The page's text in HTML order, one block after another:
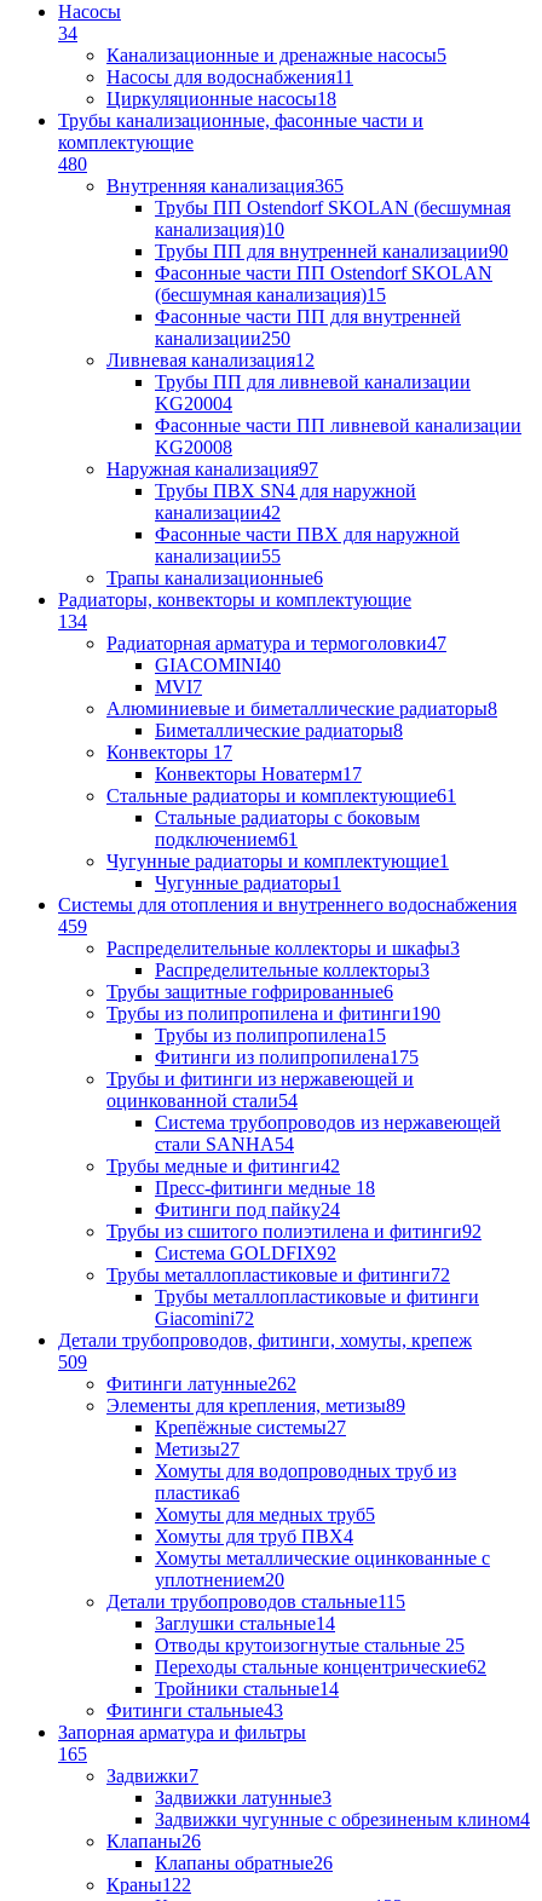
Насосы
34
Канализационные и дренажные насосы5
Насосы для водоснабжения11
Циркуляционные насосы18
Трубы канализационные, фасонные части и
комплектующие
480
Внутренняя канализация365
Трубы ПП Ostendorf SKOLAN (бесшумная
канализация)10
Трубы ПП для внутренней канализации90
Фасонные части ПП Ostendorf SKOLAN
(бесшумная канализация)15
Фасонные части ПП для внутренней
канализации250
Ливневая канализация12
Трубы ПП для ливневой канализации
KG20004
Фасонные части ПП ливневой канализации
KG20008
Наружная канализация97
Трубы ПВХ SN4 для наружной
канализации42
Фасонные части ПВХ для наружной
канализации55
Трапы канализационные6
Радиаторы, конвекторы и комплектующие
134
Радиаторная арматура и термоголовки47
GIACOMINI40
MVI7
Алюминиевые и биметаллические радиаторы8
Биметаллические радиаторы8
Конвекторы 17
Конвекторы Новатерм17
Стальные радиаторы и комплектующие61
Стальные радиаторы с боковым
подключением61
Чугунные радиаторы и комплектующие1
Чугунные радиаторы1
Системы для отопления и внутреннего водоснабжения
459
Распределительные коллекторы и шкафы3
Распределительные коллекторы3
Трубы защитные гофрированные6
Трубы из полипропилена и фитинги190
Трубы из полипропилена15
Фитинги из полипропилена175
Трубы и фитинги из нержавеющей и
оцинкованной стали54
Система трубопроводов из нержавеющей
стали SANHA54
Трубы медные и фитинги42
Пресс-фитинги медные 18
Фитинги под пайку24
Трубы из сшитого полиэтилена и фитинги92
Система GOLDFIX92
Трубы металлопластиковые и фитинги72
Трубы металлопластиковые и фитинги
Giacomini72
Детали трубопроводов, фитинги, хомуты, крепеж
509
Фитинги латунные262
Элементы для крепления, метизы89
Крепёжные системы27
Метизы27
Хомуты для водопроводных труб из
пластика6
Хомуты для медных труб5
Хомуты для труб ПВХ4
Хомуты металлические оцинкованные с
уплотнением20
Детали трубопроводов стальные115
Заглушки стальные14
Отводы крутоизогнутые стальные 25
Переходы стальные концентрические62
Тройники стальные14
Фитинги стальные43
Запорная арматура и фильтры
165
Задвижки7
Задвижки латунные3
Задвижки чугунные с обрезиненым клином4
Клапаны26
Клапаны обратные26
Краны122